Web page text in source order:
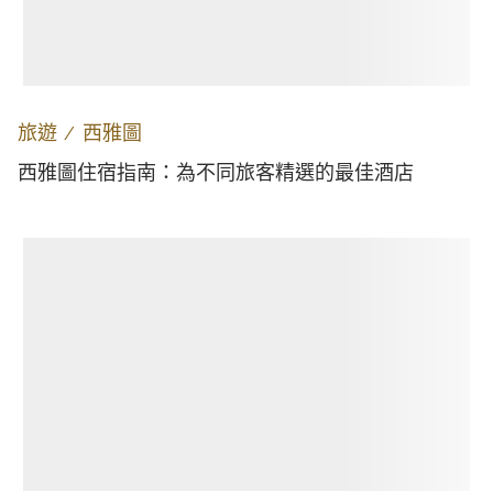
旅遊 ∕ 西雅圖
西雅圖住宿指南：為不同旅客精選的最佳酒店